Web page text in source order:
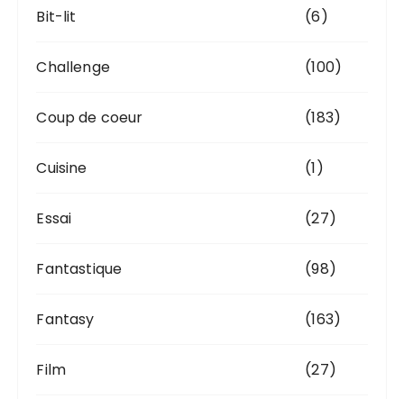
Bit-lit (6)
Challenge (100)
Coup de coeur (183)
Cuisine (1)
Essai (27)
Fantastique (98)
Fantasy (163)
Film (27)